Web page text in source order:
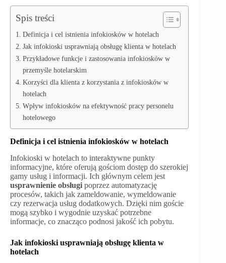
Spis treści
Definicja i cel istnienia infokiosków w hotelach
Jak infokioski usprawniają obsługę klienta w hotelach
Przykładowe funkcje i zastosowania infokiosków w
przemyśle hotelarskim
Korzyści dla klienta z korzystania z infokiosków w
hotelach
Wpływ infokiosków na efektywność pracy personelu
hotelowego
Definicja i cel istnienia infokiosków w hotelach
Infokioski w hotelach to interaktywne punkty
informacyjne, które oferują gościom dostęp do szerokiej
gamy usług i informacji. Ich głównym celem jest
usprawnienie obsługi poprzez automatyzację
procesów, takich jak zameldowanie, wymeldowanie
czy rezerwacja usług dodatkowych. Dzięki nim goście
mogą szybko i wygodnie uzyskać potrzebne
informacje, co znacząco podnosi jakość ich pobytu.
Jak infokioski usprawniają obsługę klienta w
hotelach